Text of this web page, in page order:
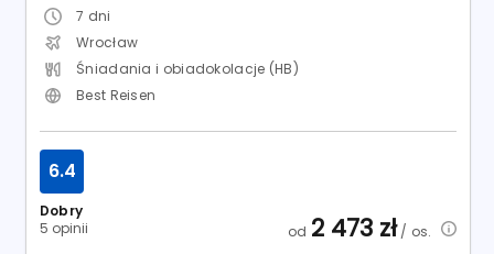
7 dni
Wrocław
Śniadania i obiadokolacje (HB)
Best Reisen
Dobry
5 opinii
6.4
od 2 473 zł/ os.